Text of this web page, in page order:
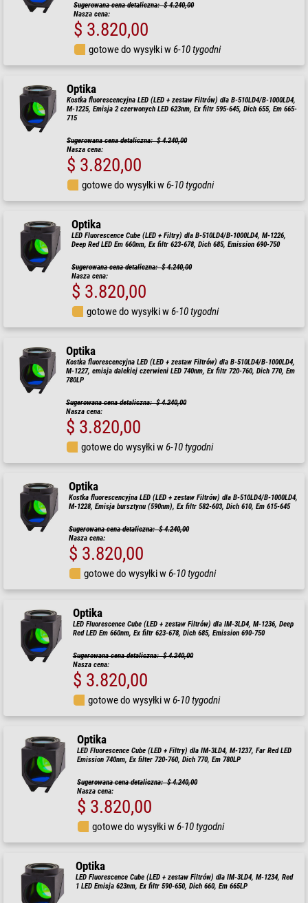
Sugerowana cena detaliczna: $ 4.240,00
Nasza cena:
$ 3.820,00
gotowe do wysyłki w6-10 tygodni
Optika
Kostka fluorescencyjna LED (LED + zestaw Filtrów) dla B-510LD4/B-1000LD4,
M-1225, Emisja 2 czerwonych LED 623nm, Ex filtr 595-645, Dich 655, Em 665-
715
Sugerowana cena detaliczna: $ 4.240,00
Nasza cena:
$ 3.820,00
gotowe do wysyłki w6-10 tygodni
Optika
LED Fluorescence Cube (LED + Filtry) dla B-510LD4/B-1000LD4, M-1226,
Deep Red LED Em 660nm, Ex filtr 623-678, Dich 685, Emission 690-750
Sugerowana cena detaliczna: $ 4.240,00
Nasza cena:
$ 3.820,00
gotowe do wysyłki w6-10 tygodni
Optika
Kostka fluorescencyjna LED (LED + zestaw Filtrów) dla B-510LD4/B-1000LD4,
M-1227, emisja dalekiej czerwieni LED 740nm, Ex filtr 720-760, Dich 770, Em
780LP
Sugerowana cena detaliczna: $ 4.240,00
Nasza cena:
$ 3.820,00
gotowe do wysyłki w6-10 tygodni
Optika
Kostka fluorescencyjna LED (LED + zestaw Filtrów) dla B-510LD4/B-1000LD4,
M-1228, Emisja bursztynu (590nm), Ex filtr 582-603, Dich 610, Em 615-645
Sugerowana cena detaliczna: $ 4.240,00
Nasza cena:
$ 3.820,00
gotowe do wysyłki w6-10 tygodni
Optika
LED Fluorescence Cube (LED + zestaw Filtrów) dla IM-3LD4, M-1236, Deep
Red LED Em 660nm, Ex filtr 623-678, Dich 685, Emission 690-750
Sugerowana cena detaliczna: $ 4.240,00
Nasza cena:
$ 3.820,00
gotowe do wysyłki w6-10 tygodni
Optika
LED Fluorescence Cube (LED + Filtry) dla IM-3LD4, M-1237, Far Red LED
Emission 740nm, Ex filter 720-760, Dich 770, Em 780LP
Sugerowana cena detaliczna: $ 4.240,00
Nasza cena:
$ 3.820,00
gotowe do wysyłki w6-10 tygodni
Optika
LED Fluorescence Cube (LED + zestaw Filtrów) dla IM-3LD4, M-1234, Red
1 LED Emisja 623nm, Ex filtr 590-650, Dich 660, Em 665LP